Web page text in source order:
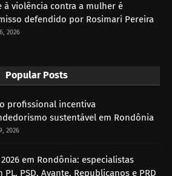
à violência contra a mulher é
defendido por Rosimari Pereira
2026
Popular Posts
profissional incentiva
sustentável em Rondônia
2026
em Rondônia: especialistas
PL, PSD, Avante, Republicanos e PRD